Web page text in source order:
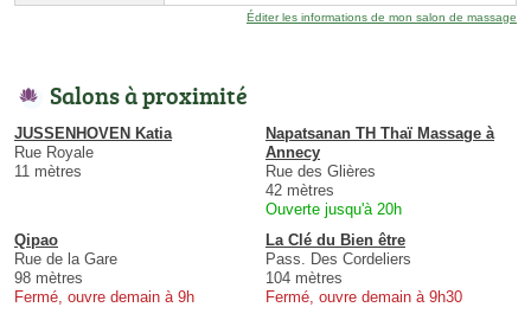
Éditer les informations de mon salon de massage
Salons à proximité
JUSSENHOVEN Katia
Rue Royale
11 mètres
Napatsanan TH Thaï Massage à
Annecy
Rue des Glières
42 mètres
Ouverte jusqu'à 20h
Qipao
Rue de la Gare
98 mètres
Fermé, ouvre demain à 9h
La Clé du Bien être
Pass. Des Cordeliers
104 mètres
Fermé, ouvre demain à 9h30